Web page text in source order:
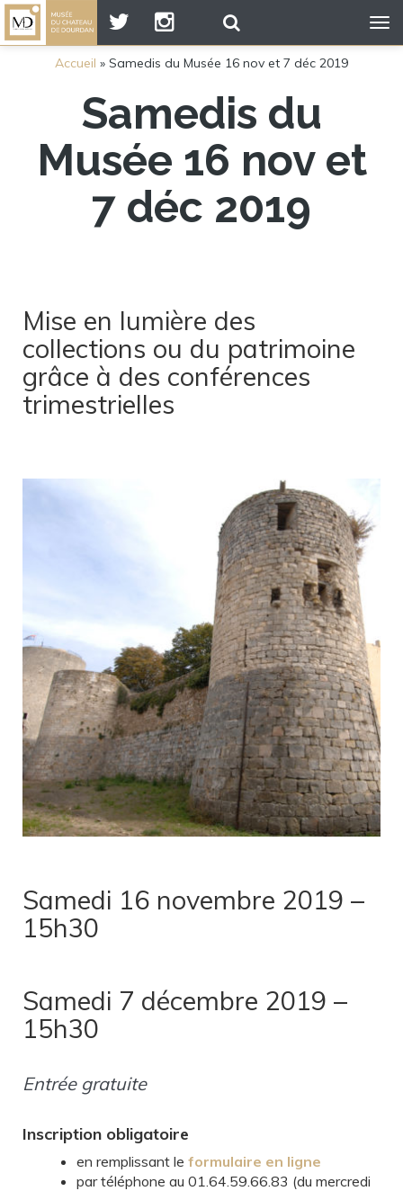
Accueil » Samedis du Musée 16 nov et 7 déc 2019
Samedis du
Musée 16 nov et
7 déc 2019
Mise en lumière des
collections ou du patrimoine
grâce à des conférences
trimestrielles
Samedi 16 novembre 2019 –
15h30
Samedi 7 décembre 2019 –
15h30
Entrée gratuite
Inscription obligatoire
en remplissant le formulaire en ligne
par téléphone au 01.64.59.66.83 (du mercredi